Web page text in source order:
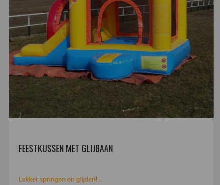
FEESTKUSSEN MET GLIJBAAN
Lekker springen en glijden!...